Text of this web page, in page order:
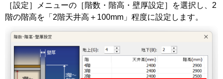
［設定］メニューの［階数・階高・壁厚設定］を選択し、2
階の階高を「2階天井高＋100mm」程度に設定します。